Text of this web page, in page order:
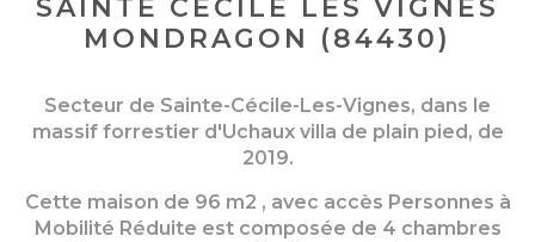
SAINTE CÉCILE LES VIGNES
MONDRAGON (84430)
Secteur de Sainte-Cécile-Les-Vignes, dans le
massif forrestier d'Uchaux villa de plain pied, de
2019.
Cette maison de 96 m2 , avec accès Personnes à
Mobilité Réduite est composée de 4 chambres